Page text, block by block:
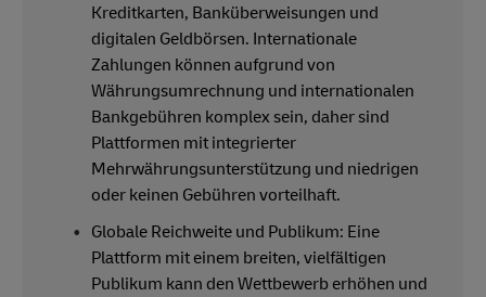
Kreditkarten, Banküberweisungen und
digitalen Geldbörsen. Internationale
Zahlungen können aufgrund von
Währungsumrechnung und internationalen
Bankgebühren komplex sein, daher sind
Plattformen mit integrierter
Mehrwährungsunterstützung und niedrigen
oder keinen Gebühren vorteilhaft.
Globale Reichweite und Publikum: Eine
Plattform mit einem breiten, vielfältigen
Publikum kann den Wettbewerb erhöhen und